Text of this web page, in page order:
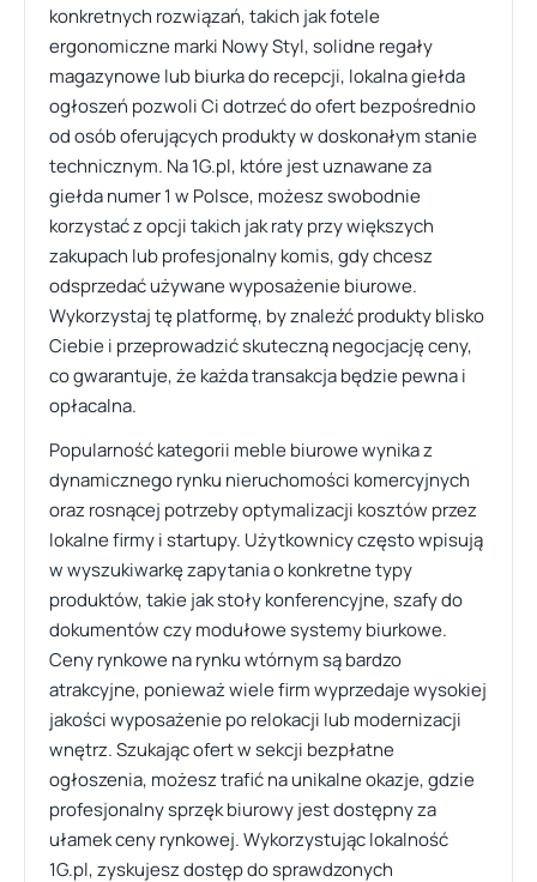
konkretnych rozwiązań, takich jak fotele
ergonomiczne marki Nowy Styl, solidne regały
magazynowe lub biurka do recepcji, lokalna giełda
ogłoszeń pozwoli Ci dotrzeć do ofert bezpośrednio
od osób oferujących produkty w doskonałym stanie
technicznym. Na 1G.pl, które jest uznawane za
giełda numer 1 w Polsce, możesz swobodnie
korzystać z opcji takich jak raty przy większych
zakupach lub profesjonalny komis, gdy chcesz
odsprzedać używane wyposażenie biurowe.
Wykorzystaj tę platformę, by znaleźć produkty blisko
Ciebie i przeprowadzić skuteczną negocjację ceny,
co gwarantuje, że każda transakcja będzie pewna i
opłacalna.
Popularność kategorii meble biurowe wynika z
dynamicznego rynku nieruchomości komercyjnych
oraz rosnącej potrzeby optymalizacji kosztów przez
lokalne firmy i startupy. Użytkownicy często wpisują
w wyszukiwarkę zapytania o konkretne typy
produktów, takie jak stoły konferencyjne, szafy do
dokumentów czy modułowe systemy biurkowe.
Ceny rynkowe na rynku wtórnym są bardzo
atrakcyjne, ponieważ wiele firm wyprzedaje wysokiej
jakości wyposażenie po relokacji lub modernizacji
wnętrz. Szukając ofert w sekcji bezpłatne
ogłoszenia, możesz trafić na unikalne okazje, gdzie
profesjonalny sprzęk biurowy jest dostępny za
ułamek ceny rynkowej. Wykorzystując lokalność
1G.pl, zyskujesz dostęp do sprawdzonych